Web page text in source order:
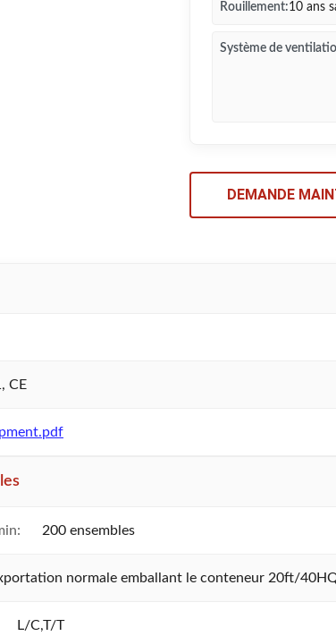
Rouillement:10 ans
Système de
DEMANDE
CE
200 ensembles
normale emballant le conteneur 20ft/
L/C,T/T